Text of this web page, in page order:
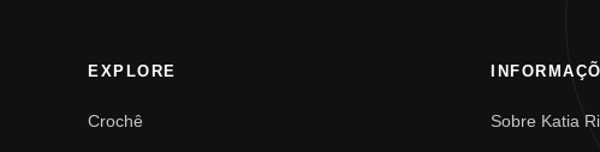
EXPLORE
Crochê Sobre Katia